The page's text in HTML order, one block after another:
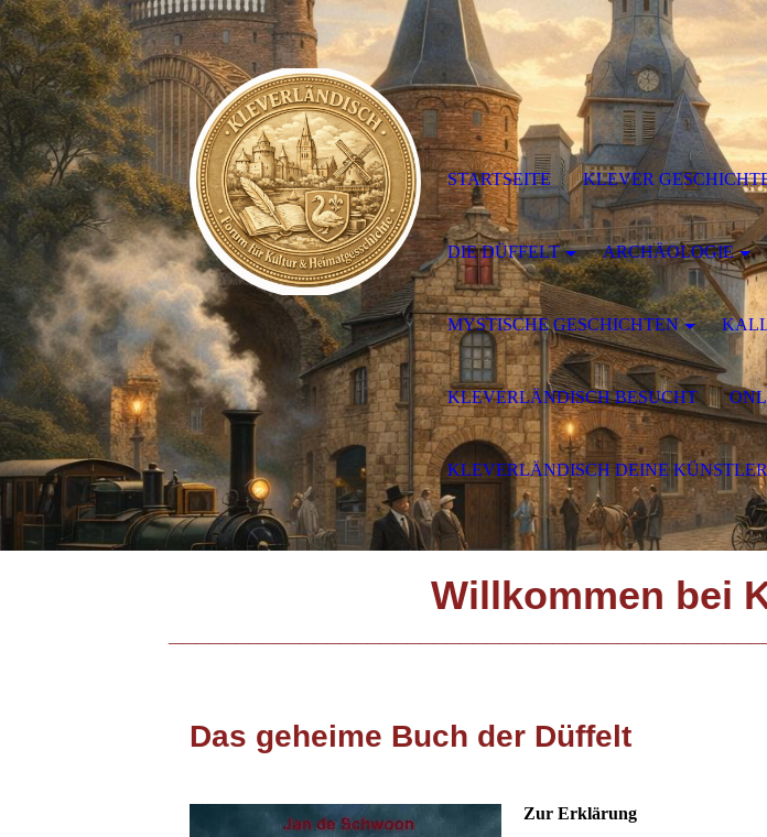
Willkommen bei
Das geheime Buch der Düffelt
Zur Erklärung
STARTSEITE KLEVER
DIE DÜFFELT ARCHÄOLOGIE
MYSTISCHE GESCHICHTEN
KLEVERLÄNDISCH BESUCHT
KLEVERLÄNDISCH DEINE